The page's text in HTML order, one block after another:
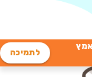
לתמיכה